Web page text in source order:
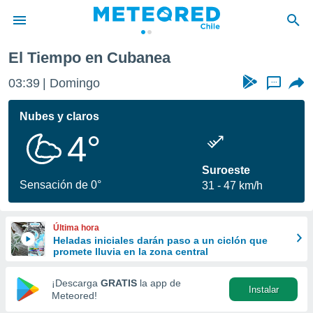
de
por
se
calidad.
a este
las
y
forma
digital
basada
El Tiempo en Cubanea
03:39 Domingo ...
Nubes y claros
4°
Sensación de 0°
Suroeste
31
47 km/h
Última hora
Heladas iniciales darán paso a un ciclón que
promete lluvia en la zona central
¡Descarga GRATIS la app de
Meteored!
Instalar